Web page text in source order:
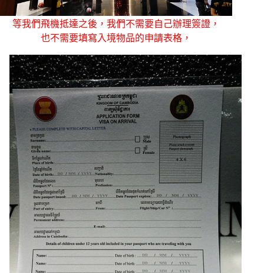
等我們飛機抵達之後，我們不需要自己辦理簽證，
也不需要填寫入境物品的申請表格，